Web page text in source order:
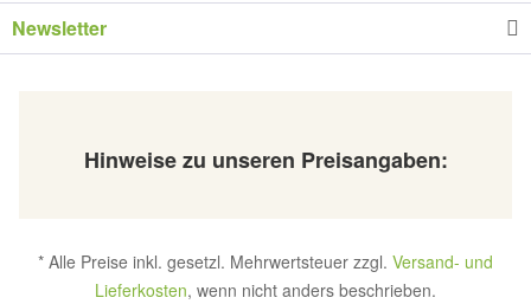
Newsletter
Hinweise zu unseren Preisangaben:
* Alle Preise inkl. gesetzl. Mehrwertsteuer zzgl. Versand- und
Lieferkosten, wenn nicht anders beschrieben.